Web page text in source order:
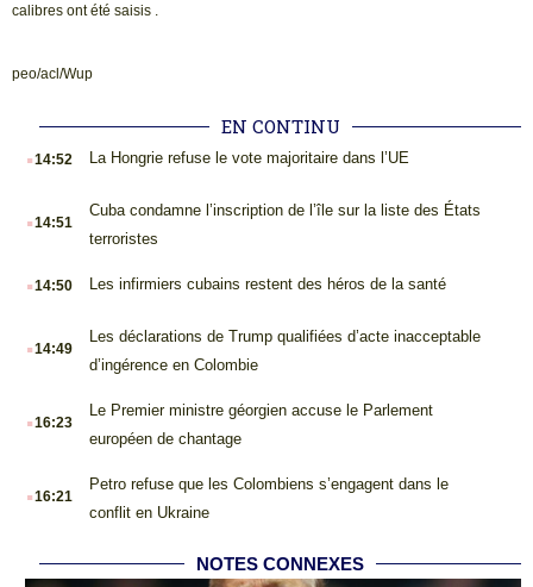
calibres ont été saisis .
peo/acl/Wup
EN CONTINU
.14:52 La Hongrie refuse le vote majoritaire dans l’UE
.14:51
Cuba condamne l’inscription de l’île sur la liste des États
terroristes
.14:50 Les infirmiers cubains restent des héros de la santé
.14:49
Les déclarations de Trump qualifiées d’acte inacceptable
d’ingérence en Colombie
.16:23
Le Premier ministre géorgien accuse le Parlement
européen de chantage
.16:21
Petro refuse que les Colombiens s’engagent dans le
conflit en Ukraine
NOTES CONNEXES